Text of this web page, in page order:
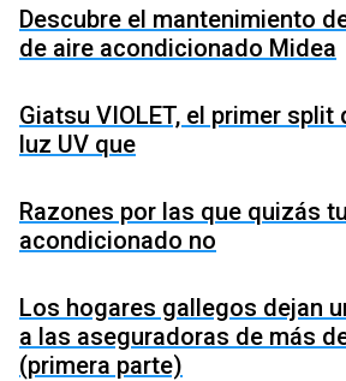
Descubre el mantenimiento
de aire acondicionado Midea
Giatsu VIOLET, el primer split
luz UV que
Razones por las que quizás
acondicionado no
Los hogares gallegos dejan
a las aseguradoras de más
(primera parte)